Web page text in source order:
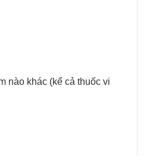
nào khác (kể cả thuốc vi